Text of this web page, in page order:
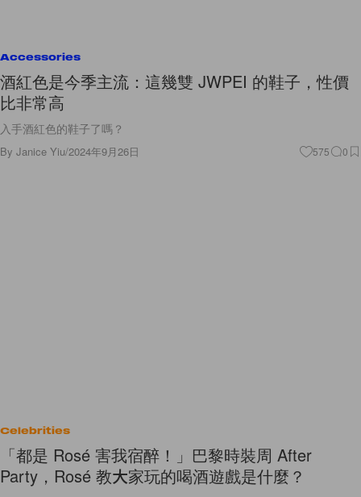
Accessories
酒紅色是今季主流：這幾雙 JWPEI 的鞋子，性價
比非常高
入手酒紅色的鞋子了嗎？
By Janice Yiu/2024年9月26日 575 0
Celebrities
「都是 Rosé 害我宿醉！」巴黎時裝周 After
Party，Rosé 教大家玩的喝酒遊戲是什麼？